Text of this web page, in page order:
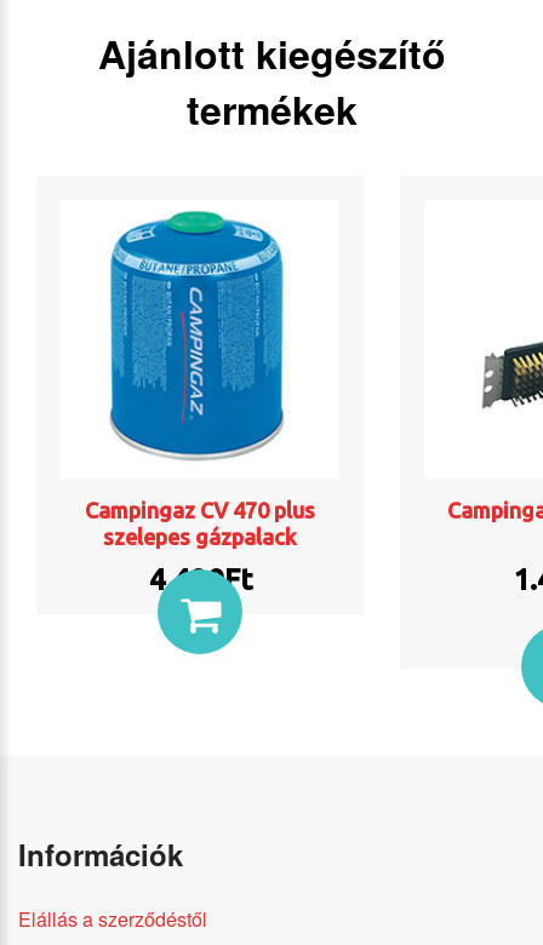
Ajánlott kiegészítő
termékek
Campingaz CV 470 plus
szelepes gázpalack
4.490Ft
Információk
Elállás a szerződéstől